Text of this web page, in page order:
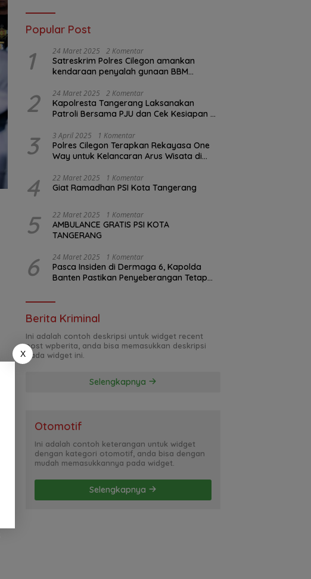
Popular Post
1 24 Maret 2025 2 Komentar
Satreskrim Polres Cilegon amankan
kendaraan penyalah gunaan BBM
2 24 Maret 2025 2 Komentar
Kapolresta Tangerang Laksanakan
Patroli Bersama PJU dan Cek Kesiapan di
3 3 April 2025 1 Komentar
Polres Cilegon Terapkan Rekayasa One
Way untuk Kelancaran Arus Wisata di
4 22 Maret 2025 1 Komentar
Giat Ramadhan PSI Kota Tangerang
5 22 Maret 2025 1 Komentar
AMBULANCE GRATIS PSI KOTA
TANGERANG
6 24 Maret 2025 1 Komentar
Pasca Insiden di Dermaga 6, Kapolda
Banten Pastikan Penyeberangan Tetap
Berita Kriminal
Ini adalah contoh deskripsi untuk widget recent
post wpberita, anda bisa memasukkan deskripsi
pada widget ini.
Selengkapnya
Otomotif
Ini adalah contoh keterangan untuk widget
dengan kategori otomotif, anda bisa dengan
mudah memasukkannya pada widget.
Selengkapnya
X